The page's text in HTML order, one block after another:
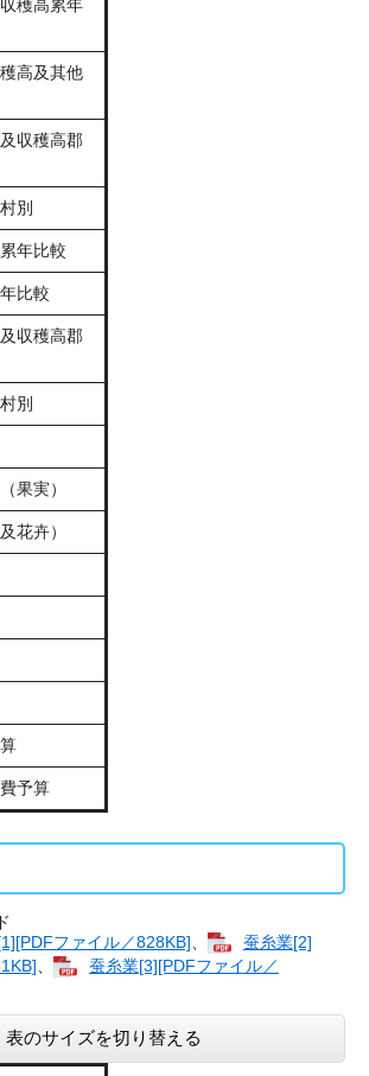
穫高累年
高及其他
収穫高郡
別
年比較
比較
収穫高郡
別
果実）
花卉）
予算
ファイル／828KB]
蚕糸業[2]
蚕糸業[3][PDFファイル／
表のサイズを切り替える